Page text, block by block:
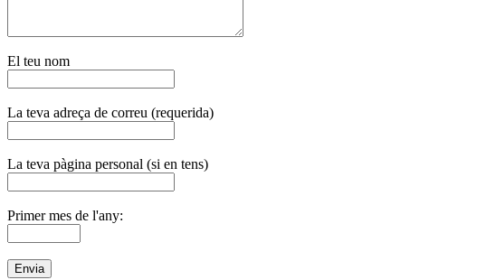
El teu nom
La teva adreça de correu (requerida)
La teva pàgina personal (si en tens)
Primer mes de l'any: